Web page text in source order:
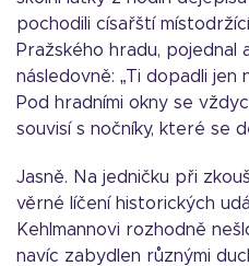
pochodili císařští
Pražského hradu, pojednal
následovně: „Ti dopadli jen
Pod hradními okny se
souvisí s nočníky, které se
Jasně. Na jedničku při
věrné líčení historických
Kehlmannovi rozhodně
navíc zabydlen různými